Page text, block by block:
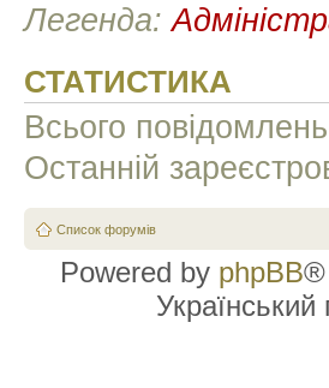
Легенда:
СТАТИСТИКА
Всього
Останній
Список форумів
Powered by phpBB®